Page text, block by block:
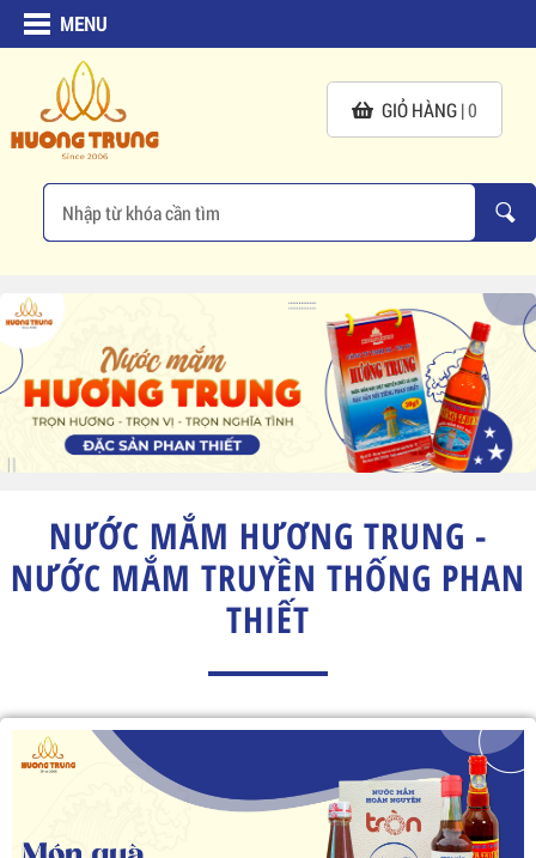
MENU
GIỎ HÀNG |0
NƯỚC MẮM HƯƠNG TRUNG -
NƯỚC MẮM TRUYỀN THỐNG PHAN
THIẾT